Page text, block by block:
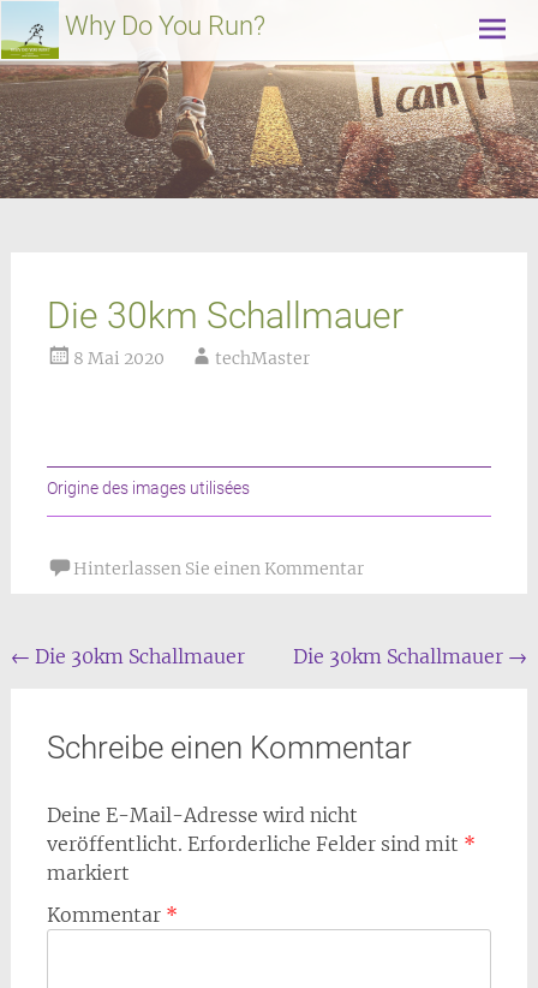
zum
Inhalt
Why Do You Run?
Die 30km Schallmauer
8 Mai 2020 techMaster
Origine des images utilisées
Hinterlassen Sie einen Kommentar
Beitrags
← Die 30km Schallmauer Die 30km Schallmauer →
Schreibe einen Kommentar
Deine E-Mail-Adresse wird nicht
veröffentlicht. Erforderliche Felder sind mit *
markiert
Kommentar *